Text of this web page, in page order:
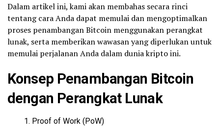
Dalam artikel ini, kami akan membahas secara rinci
tentang cara Anda dapat memulai dan mengoptimalkan
proses penambangan Bitcoin menggunakan perangkat
lunak, serta memberikan wawasan yang diperlukan untuk
memulai perjalanan Anda dalam dunia kripto ini.
Konsep Penambangan Bitcoin
dengan Perangkat Lunak
Proof of Work (PoW)